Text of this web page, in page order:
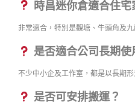
時昌迷你倉適合住宅
非常適合，特別是觀塘、牛頭角及九
是否適合公司長期使
不少中小企及工作室，都是以長期形
是否可安排搬運？